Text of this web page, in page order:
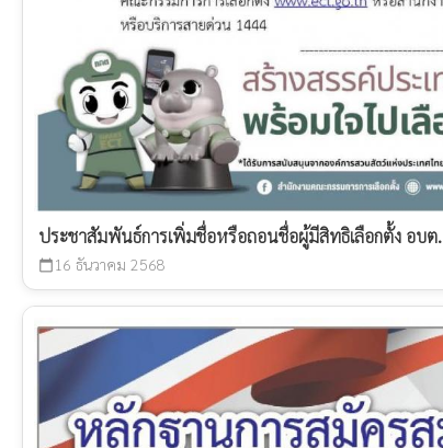
ประชาสัมพันธ์การเพิ่มชื่อหรือถอนชื่อผู้มีสิทธิเลือกตั้ง อบต.
calendar_today 16 ธันวาคม 2568